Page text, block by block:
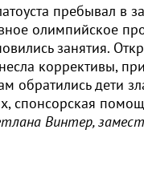
пребывал в
олимпийское
занятия.
коррективы,
обратились дети
Винтер,